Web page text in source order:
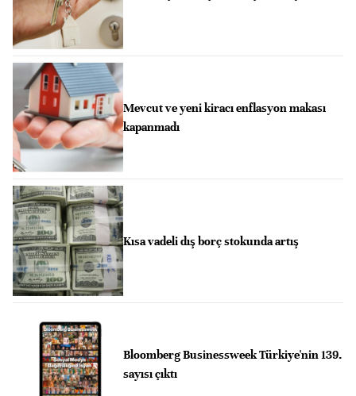
Mevcut ve yeni kiracı enflasyon makası
kapanmadı
Kısa vadeli dış borç stokunda artış
Bloomberg Businessweek Türkiye'nin 139.
sayısı çıktı